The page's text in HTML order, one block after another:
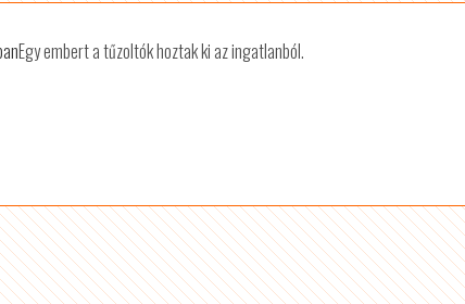
Egy embert a tűzoltók hoztak ki az ingatlanból.